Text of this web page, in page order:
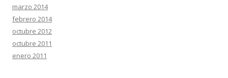
marzo 2014
febrero 2014
octubre 2012
octubre 2011
enero 2011